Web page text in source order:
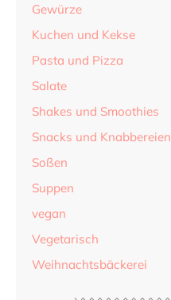
Gewürze
Kuchen und Kekse
Pasta und Pizza
Salate
Shakes und Smoothies
Snacks und Knabbereien
Soßen
Suppen
vegan
Vegetarisch
Weihnachtsbäckerei